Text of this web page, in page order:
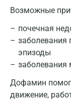
Возможные
почечная
заболевания
эпизоды
Дофамин
движение,
Ижевск
Истра
Йошкар-
Калуга